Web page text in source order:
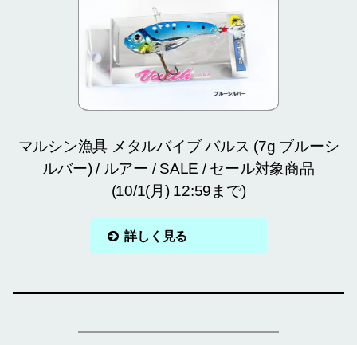
マルシン漁具 メタルバイブ バルス (7g ブルーシ
ルバー) / ルアー / SALE / セール対象商品
(10/1(月) 12:59まで)
詳しく見る